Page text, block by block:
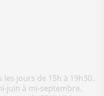
les jours de 15h à 19h30.
juin à mi-septembre.